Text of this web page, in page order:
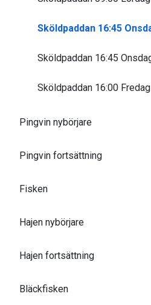
Sköldpaddan 16:45
Sköldpaddan 16:45
Sköldpaddan 16:00
Pingvin nybörjare
Pingvin fortsättning
Fisken
Hajen nybörjare
Hajen fortsättning
Bläckfisken